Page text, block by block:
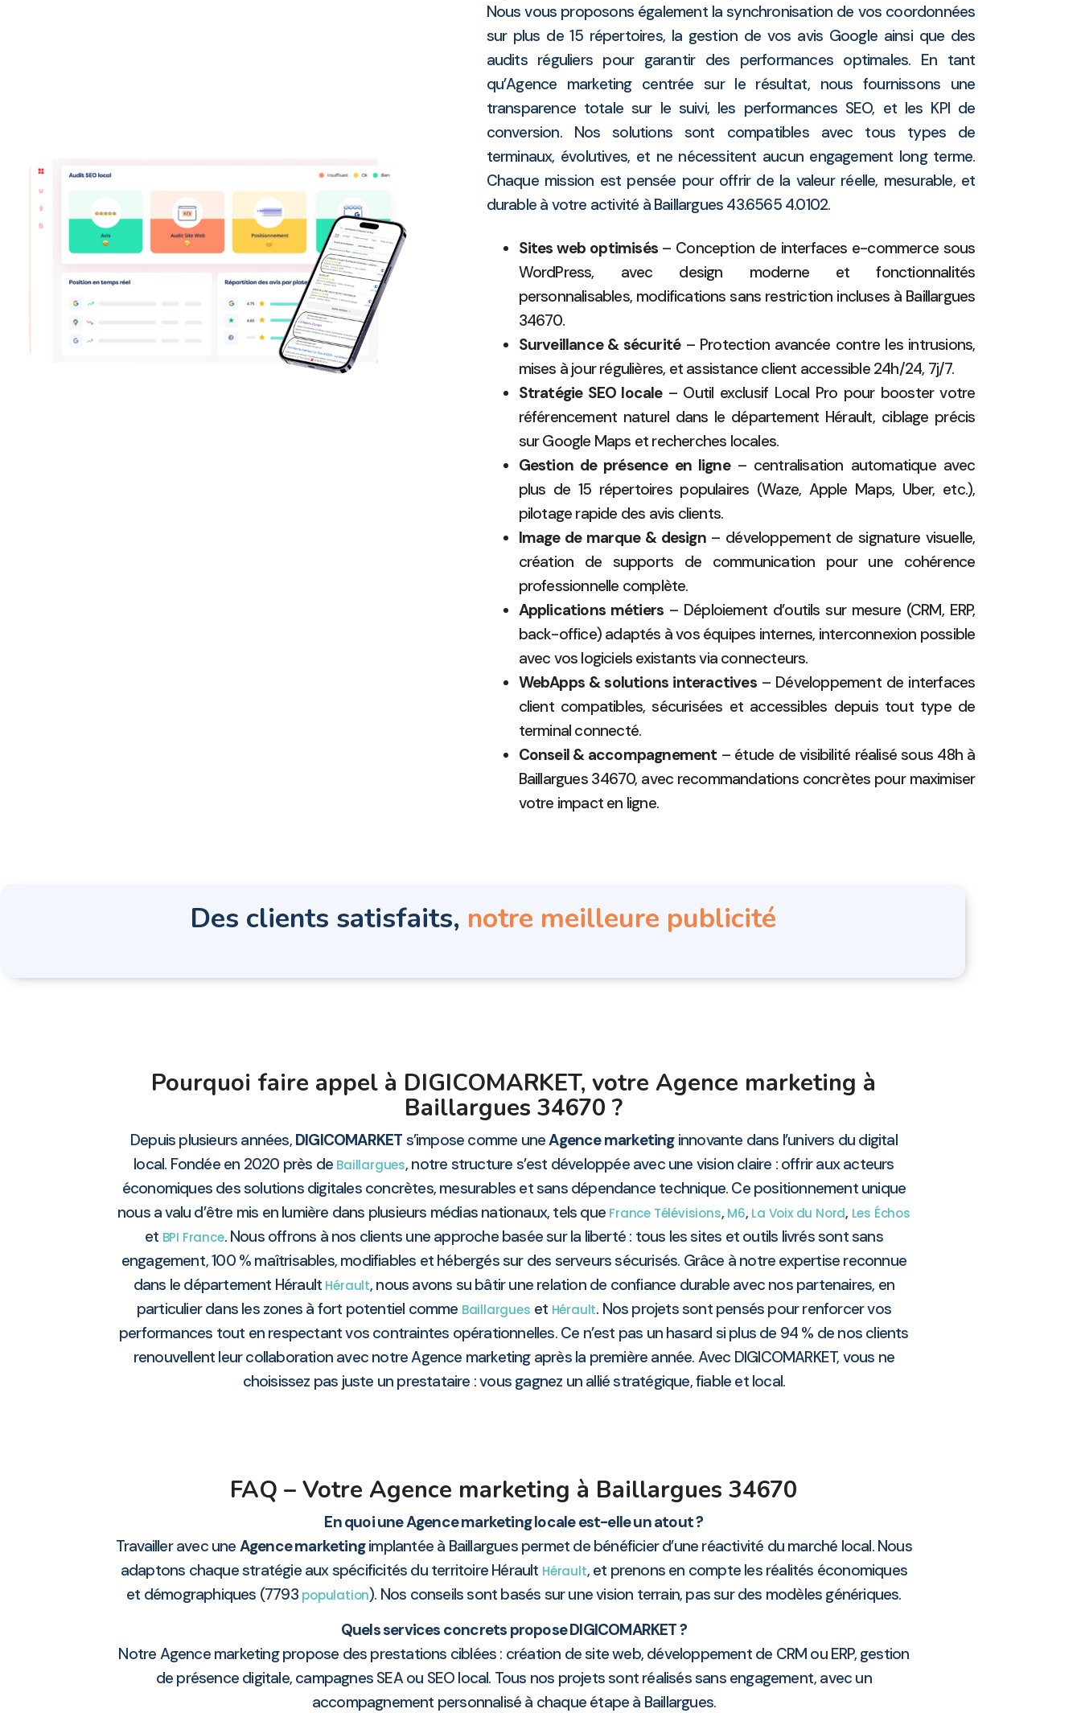
Nous vous proposons également la synchronisation de vos coordonnées
sur plus de 15 répertoires, la gestion de vos avis Google ainsi que des
audits réguliers pour garantir des performances optimales. En tant
qu’Agence marketing centrée sur le résultat, nous fournissons une
transparence totale sur le suivi, les performances SEO, et les KPI de
conversion. Nos solutions sont compatibles avec tous types de
terminaux, évolutives, et ne nécessitent aucun engagement long terme.
Chaque mission est pensée pour offrir de la valeur réelle, mesurable, et
durable à votre activité à Baillargues 43.6565 4.0102.
Sites web optimisés– Conception de interfaces e-commerce sous
WordPress, avec design moderne et fonctionnalités
personnalisables, modifications sans restriction incluses à Baillargues
34670.
Surveillance & sécurité– Protection avancée contre les intrusions,
mises à jour régulières, et assistance client accessible 24h/24, 7j/7.
Stratégie SEO locale– Outil exclusif Local Pro pour booster votre
référencement naturel dans le département Hérault, ciblage précis
sur Google Maps et recherches locales.
Gestion de présence en ligne– centralisation automatique avec
plus de 15 répertoires populaires (Waze, Apple Maps, Uber, etc.),
pilotage rapide des avis clients.
Image de marque & design– développement de signature visuelle,
création de supports de communication pour une cohérence
professionnelle complète.
Applications métiers – Déploiement d’outils sur mesure (CRM, ERP,
back-office) adaptés à vos équipes internes, interconnexion possible
avec vos logiciels existants via connecteurs.
WebApps & solutions interactives– Développement de interfaces
client compatibles, sécurisées et accessibles depuis tout type de
terminal connecté.
Conseil & accompagnement – étude de visibilité réalisé sous 48h à
Baillargues 34670, avec recommandations concrètes pour maximiser
votre impact en ligne.
Des clients satisfaits, notre meilleure publicité
Pourquoi faire appel à DIGICOMARKET, votre Agence marketing à
Baillargues 34670 ?
Depuis plusieurs années, DIGICOMARKET s’impose comme uneAgence marketinginnovante dans l’univers du digital
local. Fondée en 2020 près de Baillargues, notre structure s’est développée avec une vision claire : offrir aux acteurs
économiques des solutions digitales concrètes, mesurables et sans dépendance technique. Ce positionnement unique
nous a valu d’être mis en lumière dans plusieurs médias nationaux, tels que France Télévisions, M6, La Voix du Nord, Les Échos
et BPI France. Nous offrons à nos clients une approche basée sur la liberté : tous les sites et outils livrés sont sans
engagement, 100 % maîtrisables, modifiables et hébergés sur des serveurs sécurisés. Grâce à notre expertise reconnue
dans le département Hérault Hérault, nous avons su bâtir une relation de confiance durable avec nos partenaires, en
particulier dans les zones à fort potentiel comme Baillargues et Hérault. Nos projets sont pensés pour renforcer vos
performances tout en respectant vos contraintes opérationnelles. Ce n’est pas un hasard si plus de 94 % de nos clients
renouvellent leur collaboration avec notre Agence marketing après la première année. Avec DIGICOMARKET, vous ne
choisissez pas juste un prestataire : vous gagnez un allié stratégique, fiable et local.
FAQ – Votre Agence marketing à Baillargues 34670
En quoi une Agence marketing locale est-elle un atout ?
Travailler avec une Agence marketingimplantée à Baillargues permet de bénéficier d’une réactivité du marché local. Nous
adaptons chaque stratégie aux spécificités du territoire Hérault Hérault, et prenons en compte les réalités économiques
et démographiques (7793 population). Nos conseils sont basés sur une vision terrain, pas sur des modèles génériques.
Quels services concrets propose DIGICOMARKET ?
Notre Agence marketing propose des prestations ciblées : création de site web, développement de CRM ou ERP, gestion
de présence digitale, campagnes SEA ou SEO local. Tous nos projets sont réalisés sans engagement, avec un
accompagnement personnalisé à chaque étape à Baillargues.